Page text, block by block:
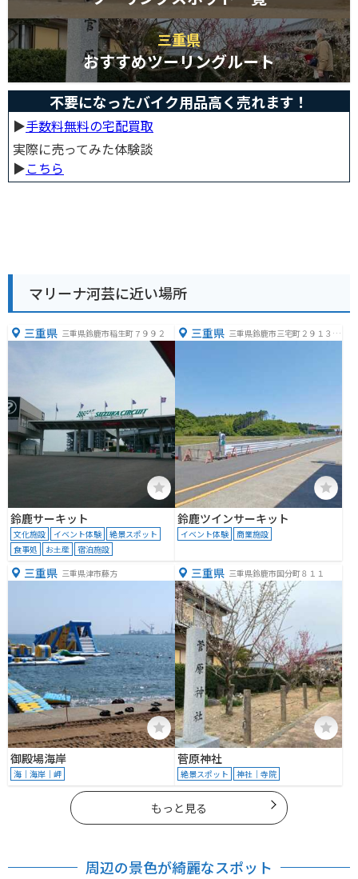
三重県
おすすめツーリングルート
不要になったバイク用品高く売れます！
▶︎手数料無料の宅配買取
実際に売ってみた体験談
▶︎こちら
マリーナ河芸に近い場所
三重県 三重県鈴鹿市稲生町７９９２
鈴鹿サーキット
文化施設 イベント体験
絶景スポット
食事処
お土産 宿泊施設
三重県 三重県鈴鹿市三宅町２９１３
鈴鹿ツインサーキット
イベント体験 商業施設
三重県 三重県津市藤方
御殿場海岸
海｜海岸｜岬
三重県 三重県鈴鹿市国分町８１１
菅原神社
絶景スポット 神社｜寺院
もっと見る
周辺の景色が綺麗なスポット